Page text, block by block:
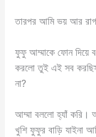
তারপর আমি ভয় আর রাগ
ফুফু আম্মাকে ফোন দিয়ে
করলো তুই এই সব
না?
আম্মা বললো হ্যাঁ করি।
খুশি ফুফুর বাড়ি যাইনা